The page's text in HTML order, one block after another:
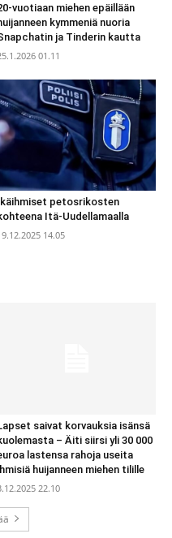
vuotiaan miehen epäillään
kymmeniä nuoria
ja Tinderin kautta
01.11
petosrikosten
Itä-Uudellamaalla
14.05
saivat korvauksia isänsä
– Äiti siirsi yli 30 000
lastensa rahoja useita
huijanneen miehen tilille
22.10